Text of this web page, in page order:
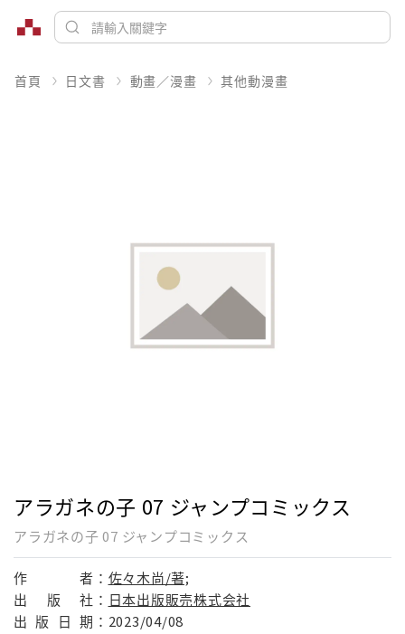
首頁 日文書 動畫／漫畫 其他動漫畫
アラガネの子 07 ジャンプコミックス
アラガネの子 07 ジャンプコミックス
作 者： 佐々木尚/著;
出
版 社： 日本出版販売株式会社
出 版 日 期： 2023/04/08